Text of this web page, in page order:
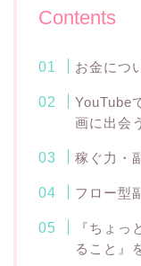
Contents
お金につ
YouTube
画に出会う
稼ぐ力・
フロー型
『ちょ
ること』